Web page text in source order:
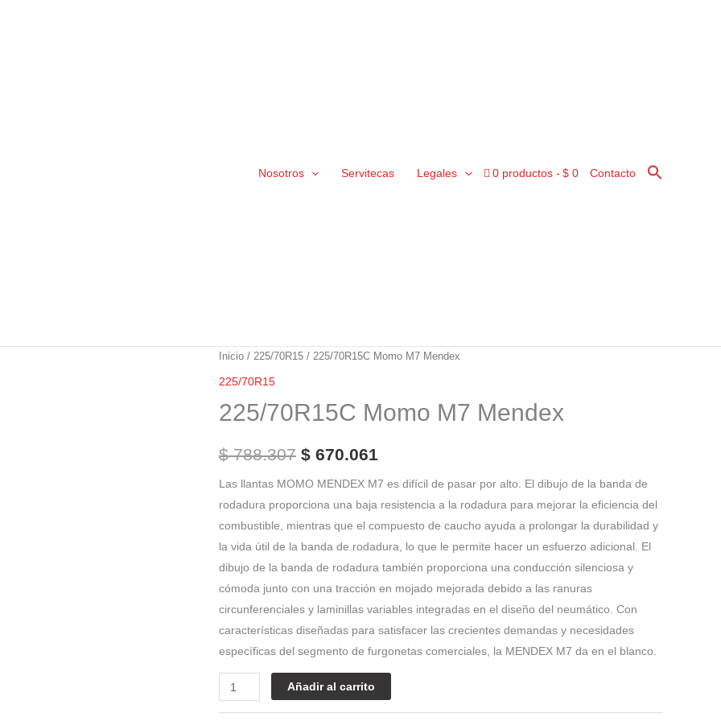
Nosotros Servitecas Legales 0 productos $ 0 Contacto
Inicio / 225/70R15 / 225/70R15C Momo M7 Mendex
225/70R15
225/70R15C Momo M7 Mendex
$788.307
El
original
era:
$ 788.307.
$ 670.061
El
actual
$ 670.061.
Las llantas MOMO MENDEX M7 es difícil de pasar por alto. El dibujo de la banda de
rodadura proporciona una baja resistencia a la rodadura para mejorar la eficiencia del
combustible, mientras que el compuesto de caucho ayuda a prolongar la durabilidad y
la vida útil de la banda de rodadura, lo que le permite hacer un esfuerzo adicional. El
dibujo de la banda de rodadura también proporciona una conducción silenciosa y
cómoda junto con una tracción en mojado mejorada debido a las ranuras
circunferenciales y laminillas variables integradas en el diseño del neumático. Con
características diseñadas para satisfacer las crecientes demandas y necesidades
específicas del segmento de furgonetas comerciales, la MENDEX M7 da en el blanco.
225/70R15C
Momo
Mendex
Añadir al carrito